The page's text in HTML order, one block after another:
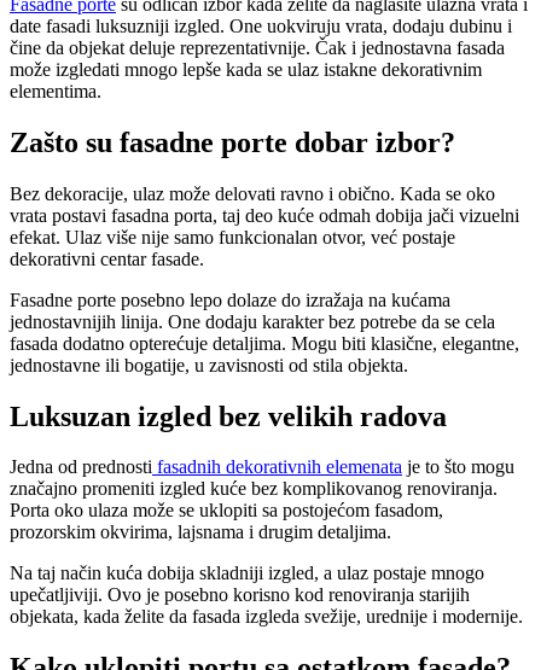
date fasadi luksuzniji izgled. One uokviruju vrata, dodaju dubinu i
čine da objekat deluje reprezentativnije. Čak i jednostavna fasada
može izgledati mnogo lepše kada se ulaz istakne dekorativnim
elementima.
Zašto su fasadne porte dobar izbor?
Bez dekoracije, ulaz može delovati ravno i obično. Kada se oko
vrata postavi fasadna porta, taj deo kuće odmah dobija jači vizuelni
efekat. Ulaz više nije samo funkcionalan otvor, već postaje
dekorativni centar fasade.
Fasadne porte posebno lepo dolaze do izražaja na kućama
jednostavnijih linija. One dodaju karakter bez potrebe da se cela
fasada dodatno opterećuje detaljima. Mogu biti klasične, elegantne,
jednostavne ili bogatije, u zavisnosti od stila objekta.
Luksuzan izgled bez velikih radova
Jedna od prednosti fasadnih dekorativnih elemenata je to što mogu
značajno promeniti izgled kuće bez komplikovanog renoviranja.
Porta oko ulaza može se uklopiti sa postojećom fasadom,
prozorskim okvirima, lajsnama i drugim detaljima.
Na taj način kuća dobija skladniji izgled, a ulaz postaje mnogo
upečatljiviji. Ovo je posebno korisno kod renoviranja starijih
objekata, kada želite da fasada izgleda svežije, urednije i modernije.